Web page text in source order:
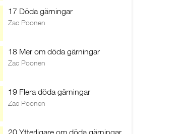
17 Döda gärningar
Zac Poonen
18 Mer om döda gärningar
Zac Poonen
19 Flera döda gärningar
Zac Poonen
20 Ytterligare om döda gärningar